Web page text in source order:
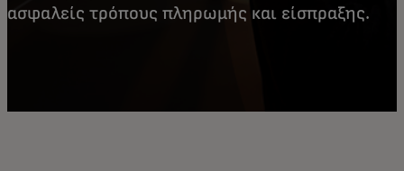
ασφαλείς τρόπους πληρωμής και είσπραξης.